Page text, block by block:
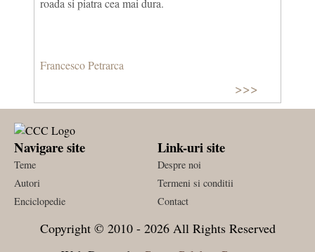
Francesco Petrarca
>>>
Navigare site
Teme
Autori
Enciclopedie
Link-uri site
Despre noi
Termeni si conditii
Contact
Copyright © 2010 - 2026 All Rights Reserved